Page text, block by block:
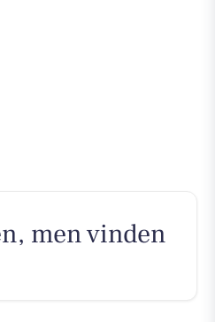
men vinden